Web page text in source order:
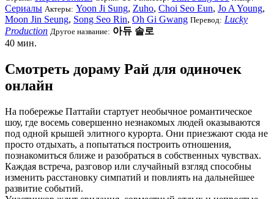
Сериалы Актеры: Yoon Ji Sung, Zuho, Choi Seo Eun, Jo A Young,
Moon Jin Seung, Song Seo Rin, Oh Gi Gwang Перевод: Lucky
Production Другое название: 아듀 솔로
40 мин.
Смотреть дораму Рай для одиночек
онлайн
На побережье Паттайи стартует необычное романтическое
шоу, где восемь совершенно незнакомых людей оказываются
под одной крышей элитного курорта. Они приезжают сюда не
просто отдыхать, а попытаться построить отношения,
познакомиться ближе и разобраться в собственных чувствах.
Каждая встреча, разговор или случайный взгляд способны
изменить расстановку симпатий и повлиять на дальнейшее
развитие событий.